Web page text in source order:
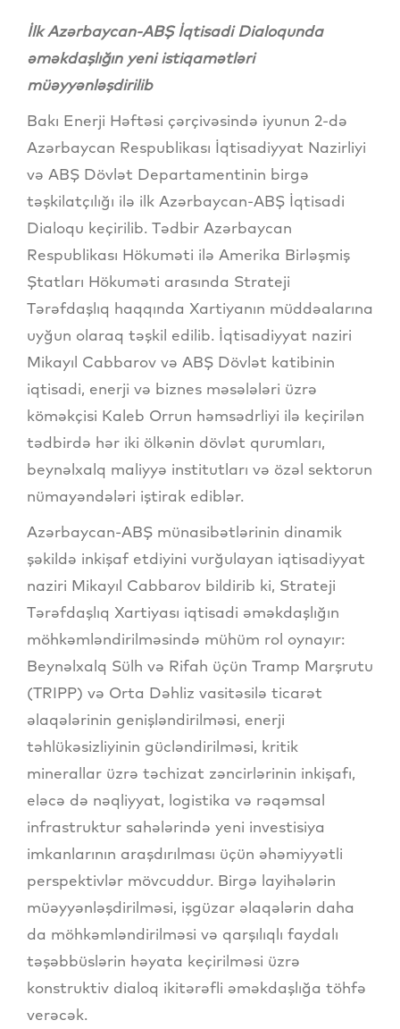
İlk Azərbaycan-ABŞ İqtisadi Dialoqunda
əməkdaşlığın yeni istiqamətləri
müəyyənləşdirilib
Bakı Enerji Həftəsi çərçivəsində iyunun 2-də
Azərbaycan Respublikası İqtisadiyyat Nazirliyi
və ABŞ Dövlət Departamentinin birgə
təşkilatçılığı ilə ilk Azərbaycan-ABŞ İqtisadi
Dialoqu keçirilib. Tədbir Azərbaycan
Respublikası Hökuməti ilə Amerika Birləşmiş
Ştatları Hökuməti arasında Strateji
Tərəfdaşlıq haqqında Xartiyanın müddəalarına
uyğun olaraq təşkil edilib. İqtisadiyyat naziri
Mikayıl Cabbarov və ABŞ Dövlət katibinin
iqtisadi, enerji və biznes məsələləri üzrə
köməkçisi Kaleb Orrun həmsədrliyi ilə keçirilən
tədbirdə hər iki ölkənin dövlət qurumları,
beynəlxalq maliyyə institutları və özəl sektorun
nümayəndələri iştirak ediblər.
Azərbaycan-ABŞ münasibətlərinin dinamik
şəkildə inkişaf etdiyini vurğulayan iqtisadiyyat
naziri Mikayıl Cabbarov bildirib ki, Strateji
Tərəfdaşlıq Xartiyası iqtisadi əməkdaşlığın
möhkəmləndirilməsində mühüm rol oynayır:
Beynəlxalq Sülh və Rifah üçün Tramp Marşrutu
(TRIPP) və Orta Dəhliz vasitəsilə ticarət
əlaqələrinin genişləndirilməsi, enerji
təhlükəsizliyinin gücləndirilməsi, kritik
minerallar üzrə təchizat zəncirlərinin inkişafı,
eləcə də nəqliyyat, logistika və rəqəmsal
infrastruktur sahələrində yeni investisiya
imkanlarının araşdırılması üçün əhəmiyyətli
perspektivlər mövcuddur. Birgə layihələrin
müəyyənləşdirilməsi, işgüzar əlaqələrin daha
da möhkəmləndirilməsi və qarşılıqlı faydalı
təşəbbüslərin həyata keçirilməsi üzrə
konstruktiv dialoq ikitərəfli əməkdaşlığa töhfə
verəcək.